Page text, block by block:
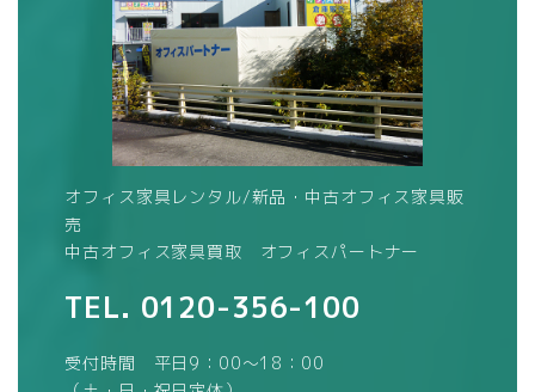
オフィス家具レンタル/新品・中古オフィス家具販
売
中古オフィス家具買取 オフィスパートナー
TEL. 0120-356-100
受付時間 平日9：00～18：00